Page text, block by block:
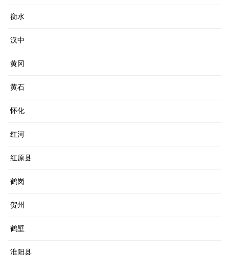
衡水
汉中
黄冈
黄石
怀化
红河
红原县
鹤岗
贺州
鹤壁
淮阳县